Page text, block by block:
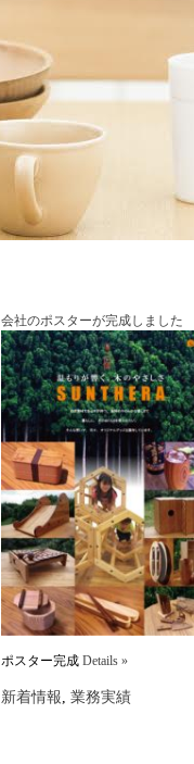
会社のポスターが完成しました
ポスター完成 Details »
新着情報, 業務実績